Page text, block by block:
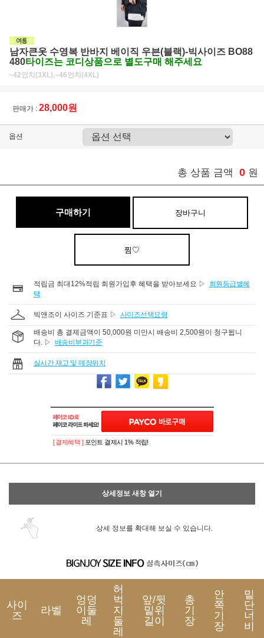
남자큰옷 수영복 반바지 베이직 우븐(블랙)-빅사이즈 BO88
480타이즈는 코디상품으로 별도구매 해주세요
~42인치(3XL),~46인치(4XL)
판매가 : 28,000원
옵션
총 상품 금액 0 원
구매하기 장바구니
찜♡
적립금 최대12%적립 회원가입후 혜택을 받아보세요 ▷
회원등급별혜
택
빅앤조이 사이즈 기준표 ▷ 사이즈선택요령
배송비 총 결제금액이 50,000원 미만시 배송비 2,500원이 청구됩니
다. ▷ 배송비부과기준
실시간 재고 및 매장위치
[ 결제혜택 ] 포인트 결제시 1% 적립!
상세정보 새창 열기
상세 정보를 확대해 보실 수 있습니다.
사이
즈
라벨
엉덩
이둘
레
허
벅
지
둘
레
앞/뒷
밑위
길이
총
기
장
안
쪽
기
장
밑
단
너
비